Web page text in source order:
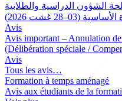
الشؤون الدراسية والطلابية
(03–28 غشت 2026)
Avis
Avis important – Annulation
(Délibération spéciale /
Avis
Tous les avis…
Formation à temps aménagé
Avis aux étudiants de la